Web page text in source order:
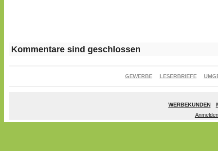
Kommentare sind geschlossen
GEWERBE LESERBRIEFE
WERBEKUNDEN
Anmelden